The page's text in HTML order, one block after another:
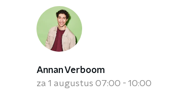
Annan Verboom
za 1 augustus 07:00 - 10:00